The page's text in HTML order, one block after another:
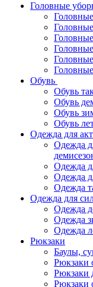
Головные
Обувь
Обувь
Обувь
Обувь
Обувь
Одежда для
Одежда
Одежда
Одежда
Одежда
Одежда для
Одежда
Одежда
Одежда
Рюкзаки
Баулы,
Рюкзаки
Рюкзаки
Рюкзаки